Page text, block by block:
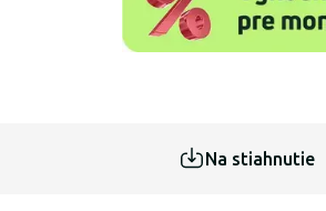
Na stiahnutie